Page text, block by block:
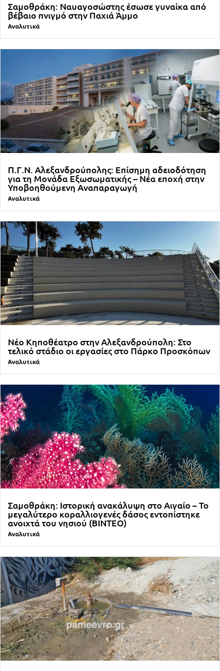
Σαμοθράκη: Ναυαγοσώστης έσωσε γυναίκα από
βέβαιο πνιγμό στην Παχιά Άμμο
Αναλυτικά
Π.Γ.Ν. Αλεξανδρούπολης: Επίσημη αδειοδότηση
για τη Μονάδα Εξωσωματικής – Νέα εποχή στην
Υποβοηθούμενη Αναπαραγωγή
Αναλυτικά
Νέο Κηποθέατρο στην Αλεξανδρούπολη: Στο
τελικό στάδιο οι εργασίες στο Πάρκο Προσκόπων
Αναλυτικά
Σαμοθράκη: Ιστορική ανακάλυψη στο Αιγαίο – Το
μεγαλύτερο κοραλλιογενές δάσος εντοπίστηκε
ανοιχτά του νησιού (ΒΙΝΤΕΟ)
Αναλυτικά